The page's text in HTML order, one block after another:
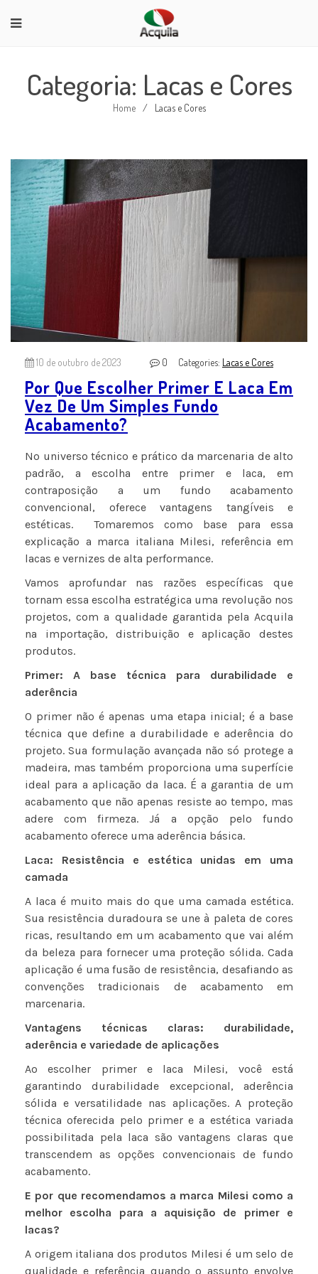
Categoria: Lacas e Cores
Home / Lacas e Cores
10 de outubro de 2023 0 Categories: Lacas e Cores
Por Que Escolher Primer E Laca Em
Vez De Um Simples Fundo
Acabamento?
No universo técnico e prático da marcenaria de alto
padrão, a escolha entre primer e laca, em
contraposição a um fundo acabamento
convencional, oferece vantagens tangíveis e
estéticas. Tomaremos como base para essa
explicação a marca italiana Milesi, referência em
lacas e vernizes de alta performance.
Vamos aprofundar nas razões específicas que
tornam essa escolha estratégica uma revolução nos
projetos, com a qualidade garantida pela Acquila
na importação, distribuição e aplicação destes
produtos.
Primer: A base técnica para durabilidade e
aderência
O primer não é apenas uma etapa inicial; é a base
técnica que define a durabilidade e aderência do
projeto. Sua formulação avançada não só protege a
madeira, mas também proporciona uma superfície
ideal para a aplicação da laca. É a garantia de um
acabamento que não apenas resiste ao tempo, mas
adere com firmeza. Já a opção pelo fundo
acabamento oferece uma aderência básica.
Laca: Resistência e estética unidas em uma
camada
A laca é muito mais do que uma camada estética.
Sua resistência duradoura se une à paleta de cores
ricas, resultando em um acabamento que vai além
da beleza para fornecer uma proteção sólida. Cada
aplicação é uma fusão de resistência, desafiando as
convenções tradicionais de acabamento em
marcenaria.
Vantagens técnicas claras: durabilidade,
aderência e variedade de aplicações
Ao escolher primer e laca Milesi, você está
garantindo durabilidade excepcional, aderência
sólida e versatilidade nas aplicações. A proteção
técnica oferecida pelo primer e a estética variada
possibilitada pela laca são vantagens claras que
transcendem as opções convencionais de fundo
acabamento.
E por que recomendamos a marca Milesi como a
melhor escolha para a aquisição de primer e
lacas?
A origem italiana dos produtos Milesi é um selo de
qualidade e referência quando o assunto envolve